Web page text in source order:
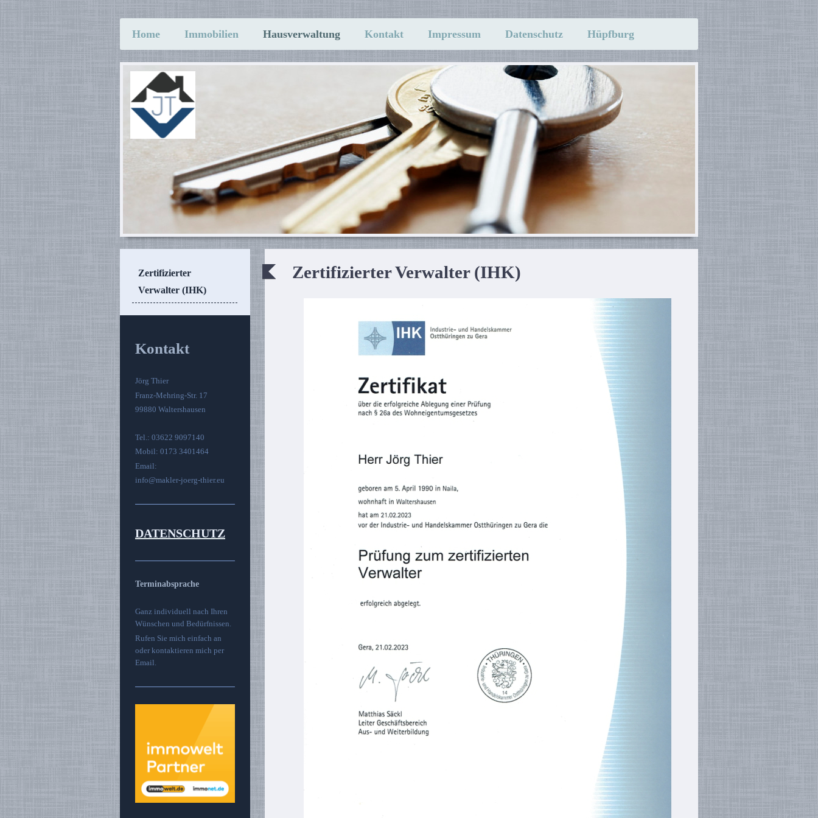
Home Immobilien Hausverwaltung Kontakt Impressum Datenschutz Hüpfburg
Zertifizierter Verwalter (IHK)
Zertifizierter
Verwalter (IHK)
Kontakt
Jörg Thier
Franz-Mehring-Str. 17
99880 Waltershausen
Tel.: 03622 9097140
Mobil: 0173 3401464
Email:
info@makler-joerg-thier.eu
DATENSCHUTZ
Terminabsprache
Ganz individuell nach Ihren
Wünschen und Bedürfnissen.
Rufen Sie mich einfach an
oder kontaktieren mich per
Email.